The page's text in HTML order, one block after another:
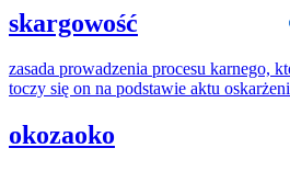
skargowość
zasada prowadzenia procesu karnego,
toczy się on na podstawie aktu
okozaoko